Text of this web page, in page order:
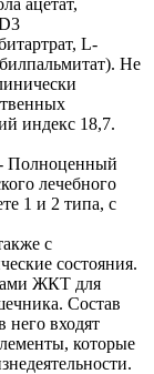
L-
Не
индекс 18,7.
Полноценный
лечебного
1 и 2 типа, с
с
состояния.
ЖКТ для
Состав
него входят
которые